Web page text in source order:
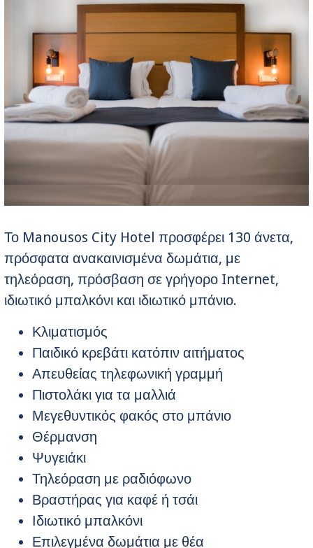
Το Manousos City Hotel προσφέρει 130 άνετα,
πρόσφατα ανακαινισμένα δωμάτια, με
τηλεόραση, πρόσβαση σε γρήγορο Internet,
ιδιωτικό μπαλκόνι και ιδιωτικό μπάνιο.
Κλιματισμός
Παιδικό κρεβάτι κατόπιν αιτήματος
Απευθείας τηλεφωνική γραμμή
Πιστολάκι για τα μαλλιά
Μεγεθυντικός φακός στο μπάνιο
Θέρμανση
Ψυγειάκι
Τηλεόραση με ραδιόφωνο
Βραστήρας για καφέ ή τσάι
Ιδιωτικό μπαλκόνι
Επιλεγμένα δωμάτια με θέα